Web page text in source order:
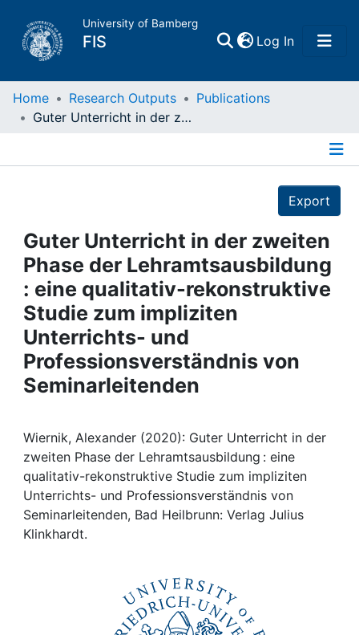
University of Bamberg
FIS Log In(current)
Home
Projects
People
Institutions
Awards
Help
Home Research Outputs
Publications
Guter Unterricht in der zweiten Phase der Lehramtsausbildung : eine qualitativ-rekonstruktive Studie zum impliziten Unterrichts- und Professionsverständnis von Seminarleitenden
Export
Guter Unterricht in der zweiten
Phase der Lehramtsausbildung
: eine qualitativ-rekonstruktive
Studie zum impliziten
Unterrichts- und
Professionsverständnis von
Seminarleitenden
Wiernik, Alexander (2020): Guter Unterricht in der
zweiten Phase der Lehramtsausbildung : eine
qualitativ-rekonstruktive Studie zum impliziten
Unterrichts- und Professionsverständnis von
Seminarleitenden, Bad Heilbrunn: Verlag Julius
Klinkhardt.